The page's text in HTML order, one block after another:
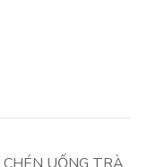
CHÉN UỐNG TRÀ